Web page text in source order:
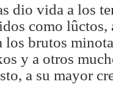
dio vida a los
como lûctos,
los brutos
y a otros
a su mayor